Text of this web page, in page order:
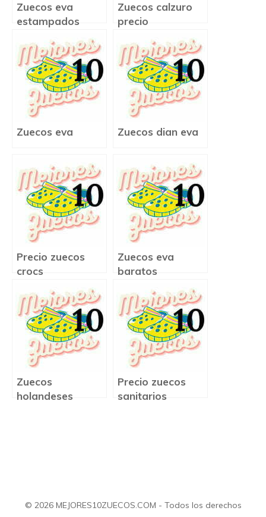
Zuecos eva
estampados
Zuecos calzuro
precio
Zuecos eva Zuecos dian eva
Precio zuecos
crocs
Zuecos eva
baratos
Zuecos
holandeses
Precio zuecos
sanitarios
© 2026 MEJORES10ZUECOS.COM - Todos los derechos